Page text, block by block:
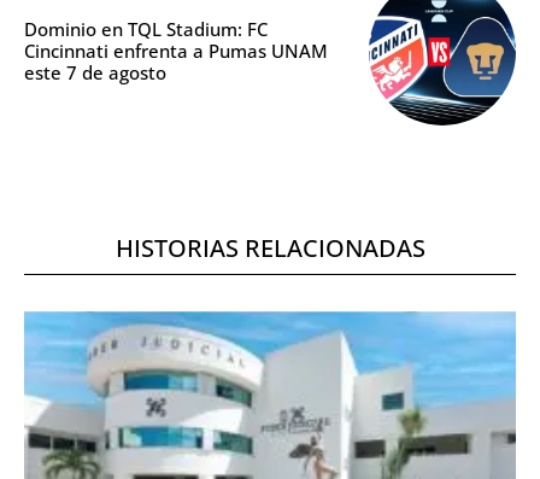
Dominio en TQL Stadium: FC
Cincinnati enfrenta a Pumas UNAM
este 7 de agosto
HISTORIAS RELACIONADAS